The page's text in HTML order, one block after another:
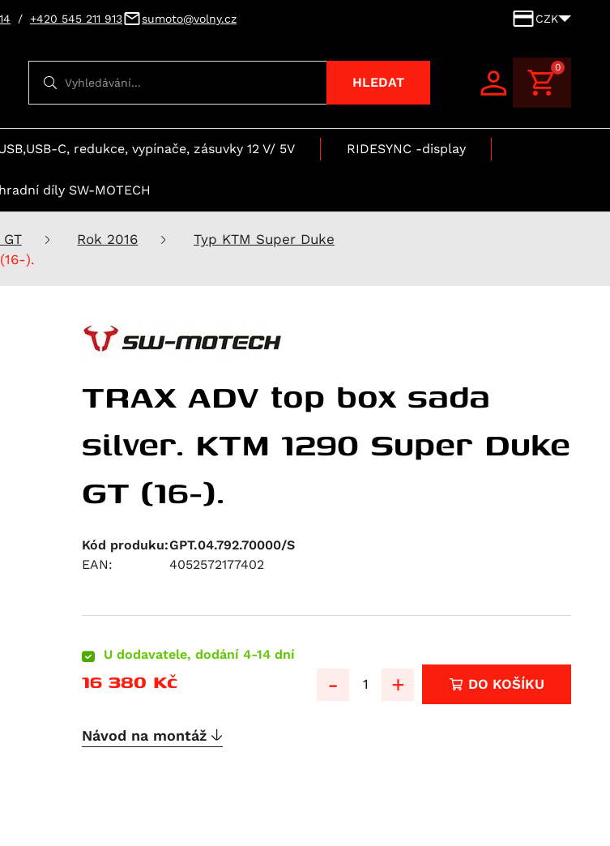
/ +420 545 211 913 sumoto@volny.cz CZK
Vyhledávání
HLEDAT
0
C, redukce, vypínače, zásuvky 12 V/ 5V RIDESYNC -display
díly SW-MOTECH
Rok 2016
Typ KTM Super Duke
).
TRAX ADV top box sada
silver. KTM 1290 Super Duke
GT (16-).
Kód produku:GPT.04.792.70000/S
EAN:
4052572177402
U dodavatele, dodání 4-14 dní
16 380 Kč - + DO KOŠÍKU
Návod na montáž